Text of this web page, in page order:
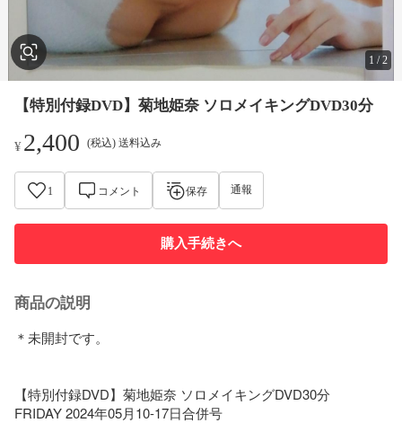
1 /2
【特別付録DVD】菊地姫奈 ソロメイキングDVD30分
¥2,400 (税込) 送料込み
1 コメント 保存 通報
購入手続きへ
商品の説明
＊未開封です。
【特別付録DVD】菊地姫奈 ソロメイキングDVD30分
FRIDAY 2024年05月10-17日合併号